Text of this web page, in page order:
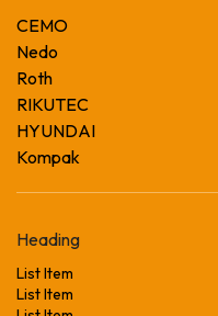
CEMO
Nedo
Roth
RIKUTEC
HYUNDAI
Kompak
Heading
List Item
List Item